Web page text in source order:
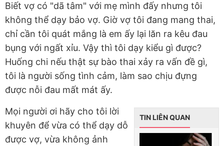
Biết vợ có "dã tâm" với mẹ mình đấy nhưng tôi
không thể dạy bảo vợ. Giờ vợ tôi đang mang thai,
chỉ cần tôi quát mắng là em ấy lại lăn ra kêu đau
bụng với ngất xỉu. Vậy thì tôi dạy kiểu gì được?
Huống chi nếu thật sự bào thai xảy ra vấn đề gì,
tôi là người sống tình cảm, làm sao chịu đựng
được nỗi đau mất mát ấy.
TIN LIÊN QUAN
Mọi người ơi hãy cho tôi lời
khuyên để vừa có thể dạy dỗ
được vợ, vừa không ảnh